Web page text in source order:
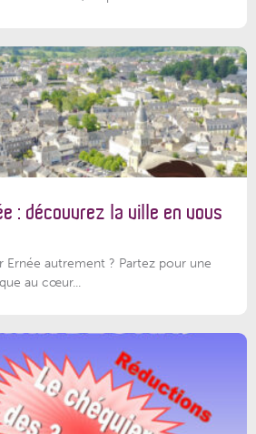
: découvrez la ville en vous
Ernée autrement ? Partez pour une
au cœur...